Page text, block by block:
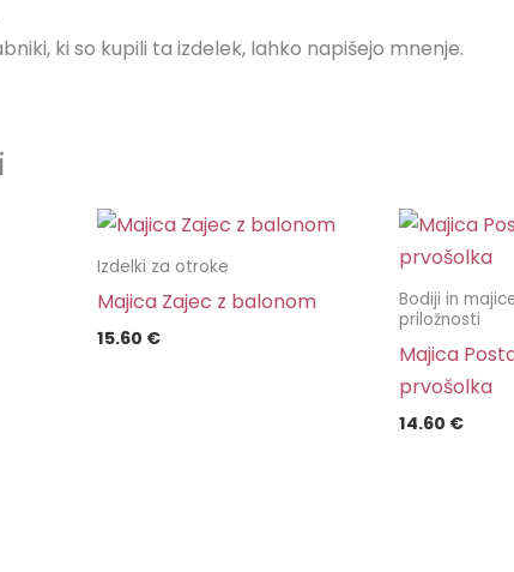
ki so kupili ta izdelek, lahko napišejo mnenje.
Izdelki za otroke
Majica Zajec z balonom
15.60 €
Bodiji in
priložnosti
Majica
prvošolka
14.60 €